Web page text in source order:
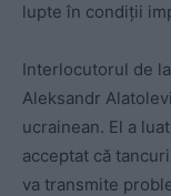
lupte în condiții
Interlocutorul de
Aleksandr
ucrainean. El a
acceptat că
va transmite